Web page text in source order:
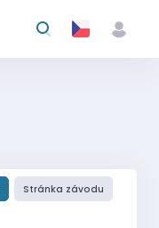
Stránka závodu